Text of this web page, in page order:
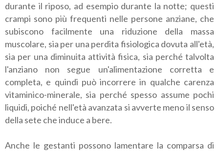
durante il riposo, ad esempio durante la notte; questi
crampi sono più frequenti nelle persone anziane, che
subiscono facilmente una riduzione della massa
muscolare, sia per una perdita fisiologica dovuta all'età,
sia per una diminuita attività fisica, sia perché talvolta
l'anziano non segue un'alimentazione corretta e
completa, e quindi può incorrere in qualche carenza
vitaminico-minerale, sia perché spesso assume pochi
liquidi, poiché nell'età avanzata si avverte meno il senso
della sete che induce a bere.
Anche le gestanti possono lamentare la comparsa di